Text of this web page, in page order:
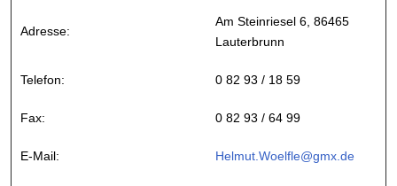
Adresse:
Am Steinriesel 6, 86465
Lauterbrunn
Telefon: 0 82 93 / 18 59
Fax: 0 82 93 / 64 99
E-Mail: Helmut.Woelfle@gmx.de